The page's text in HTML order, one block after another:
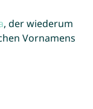
, der wiederum
Vornamens